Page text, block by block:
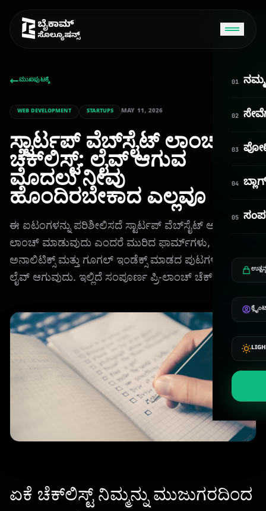
01 ನಮ್ಮ
02
03
04
05
ಮುಖಪುಟಕ್ಕೆ
WEB DEVELOPMENT STARTUPS MAY 11, 2026
ಸ್ಟಾರ್ಟಪ್ ವೆಬ್‌ಸೈಟ್ ಲಾಂಚ್
ಚೆಕ್‌ಲಿಸ್ಟ್: ಲೈವ್ ಆಗುವ
ಮೊದಲು ನೀವು
ಹೊಂದಿರಬೇಕಾದ ಎಲ್ಲವೂ
ಈ ಐಟಂಗಳನ್ನು ಪರಿಶೀಲಿಸದೆ ಸ್ಟಾರ್ಟಪ್ ವೆಬ್‌ಸೈಟ್ ಅನ್ನು
ಲಾಂಚ್ ಮಾಡುವುದು ಎಂದರೆ ಮುರಿದ ಫಾರ್ಮ್‌ಗಳು, ಕಾಣೆಯಾದ
ಅನಾಲಿಟಿಕ್ಸ್ ಮತ್ತು ಗೂಗಲ್ ಇಂಡೆಕ್ಸ್ ಮಾಡದ ಪುಟಗಳೊಂದಿಗೆ
ಲೈವ್ ಆಗುವುದು. ಇಲ್ಲಿದೆ ಸಂಪೂರ್ಣ ಪ್ರಿ-ಲಾಂಚ್ ಚೆಕ್‌ಲಿಸ್ಟ್.
ಏಕೆ ಚೆಕ್‌ಲಿಸ್ಟ್ ನಿಮ್ಮನ್ನು ಮುಜುಗರದಿಂದ
Bycom AI
ONLINE
ನಮಸ್ಕಾರ! ನಾನು Bycom AI. ಇಂದು ನಾನು ನಿಮಗೆ ಹೇಗೆ
ಸಹಾಯ ಮಾಡಲಿ?